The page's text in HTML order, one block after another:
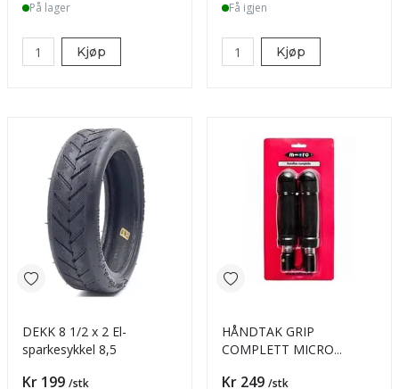
På lager
Kjøp
Få igjen
Kjøp
DEKK 8 1/2 x 2 El-
sparkesykkel 8,5
Pris
Kr 199 /stk
HÅNDTAK GRIP
COMPLETT MICRO
Pris
Kr 249 /stk